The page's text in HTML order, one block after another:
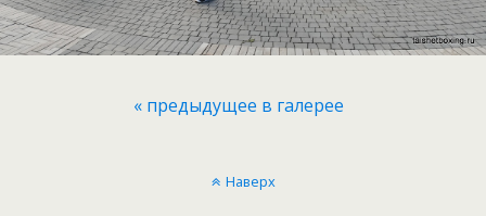
« предыдущее в галерее
Наверх